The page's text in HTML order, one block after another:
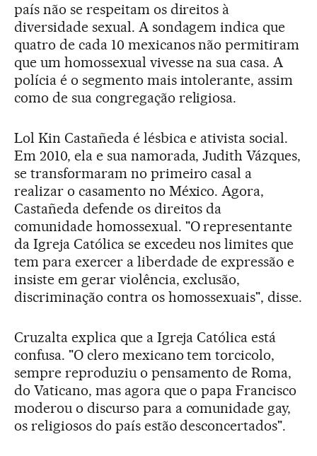
país não se respeitam os direitos à
diversidade sexual. A sondagem indica que
quatro de cada 10 mexicanos não permitiram
que um homossexual vivesse na sua casa. A
polícia é o segmento mais intolerante, assim
como de sua congregação religiosa.
Lol Kin Castañeda é lésbica e ativista social.
Em 2010, ela e sua namorada, Judith Vázques,
se transformaram no primeiro casal a
realizar o casamento no México. Agora,
Castañeda defende os direitos da
comunidade homossexual. "O representante
da Igreja Católica se excedeu nos limites que
tem para exercer a liberdade de expressão e
insiste em gerar violência, exclusão,
discriminação contra os homossexuais", disse.
Cruzalta explica que a Igreja Católica está
confusa. "O clero mexicano tem torcicolo,
sempre reproduziu o pensamento de Roma,
do Vaticano, mas agora que o papa Francisco
moderou o discurso para a comunidade gay,
os religiosos do país estão desconcertados".